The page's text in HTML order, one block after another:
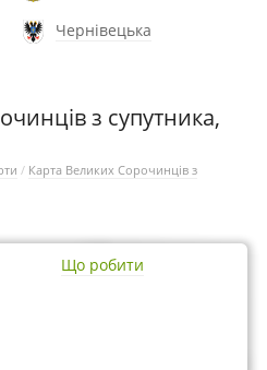
Чернівецька
з супутника,
/ Карта Великих Сорочинців з
Що робити